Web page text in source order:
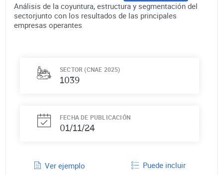
Análisis de la coyuntura, estructura y segmentación del
sectorjunto con los resultados de las principales
empresas operantes
SECTOR (CNAE 2025)
1039
FECHA DE PUBLICACIÓN
01/11/24
Ver ejemplo Puede incluir